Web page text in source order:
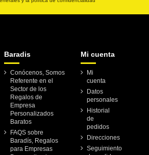
Baradis
Conócenos, Somos
Referente en el
Sector de los
Regalos de
Empresa
Personalizados
Baratos
FAQS sobre
Baradís, Regalos
para Empresas
Mi cuenta
Mi
cuenta
Datos
personales
Historial
de
pedidos
Direcciones
Seguimiento